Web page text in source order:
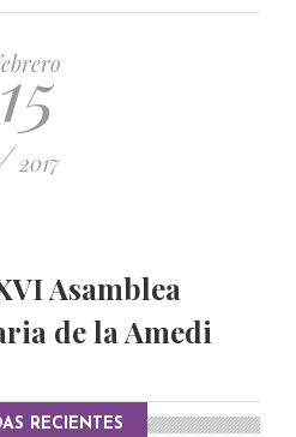
15
2017
Asamblea
de la Amedi
RECIENTES